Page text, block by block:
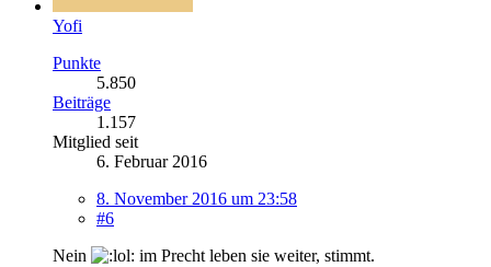
Yofi
Punkte
5.850
Beiträge
1.157
Mitglied seit
6. Februar 2016
8. November 2016 um 23:58
#6
Nein
im Precht leben sie weiter, stimmt.